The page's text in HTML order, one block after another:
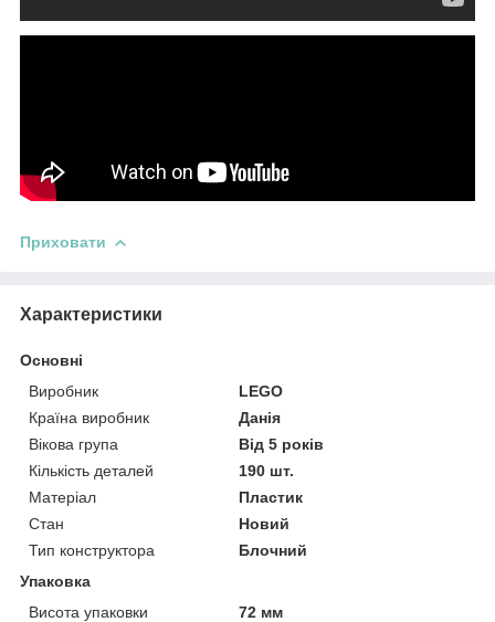
Приховати
Характеристики
Основні
Виробник
LEGO
Країна виробник
Данія
Вікова група
Від 5 років
Кількість деталей
190 шт.
Матеріал
Пластик
Стан
Новий
Тип конструктора
Блочний
Упаковка
Висота упаковки
72 мм